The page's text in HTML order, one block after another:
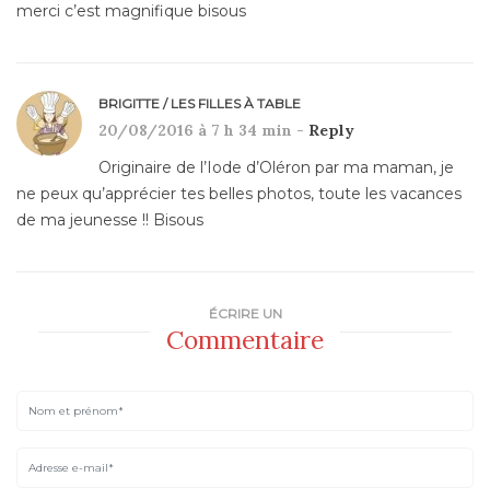
merci c’est magnifique bisous
BRIGITTE / LES FILLES À TABLE
20/08/2016 à 7 h 34 min - Reply
Originaire de l’Iode d’Oléron par ma maman, je
ne peux qu’apprécier tes belles photos, toute les vacances
de ma jeunesse !! Bisous
ÉCRIRE UN
Commentaire